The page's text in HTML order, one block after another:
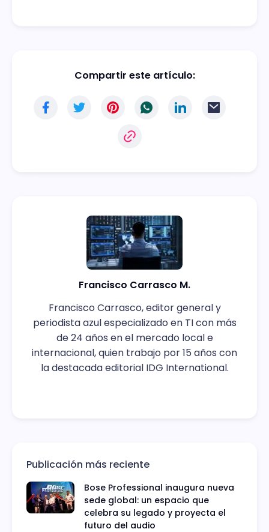
Compartir este artículo:
Francisco Carrasco M.
Francisco Carrasco, editor general y
periodista azul especializado en TI con más
de 24 años en el mercado local e
internacional, quien trabajo por 15 años con
la destacada editorial IDG International.
Publicación más reciente
Bose Professional inaugura nueva
sede global: un espacio que
celebra su legado y proyecta el
futuro del audio